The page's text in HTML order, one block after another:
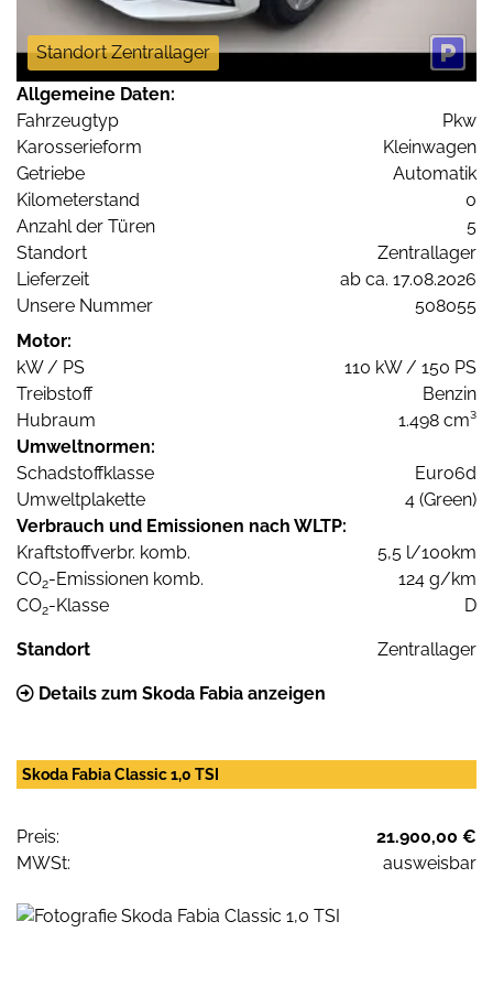
Standort Zentrallager
Allgemeine Daten:
Fahrzeugtyp
Pkw
Karosserieform
Kleinwagen
Getriebe
Automatik
Kilometerstand
0
Anzahl der Türen
5
Standort
Zentrallager
Lieferzeit
ab ca. 17.08.2026
Unsere Nummer
508055
Motor:
kW / PS
110 kW / 150 PS
Treibstoff
Benzin
Hubraum
1.498 cm³
Umweltnormen:
Schadstoffklasse
Euro6d
Umweltplakette
4 (Green)
Verbrauch und Emissionen nach WLTP:
Kraftstoffverbr. komb.
5,5 l/100km
CO2-Emissionen komb.
124 g/km
CO2-Klasse D
Standort Zentrallager
Details zum Skoda Fabia anzeigen
Skoda Fabia Classic 1,0 TSI
Preis:
21.900,00 €
MWSt:
ausweisbar